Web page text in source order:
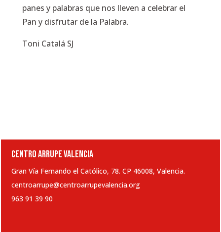
panes y palabras que nos lleven a celebrar el
Pan y disfrutar de la Palabra.
Toni Catalá SJ
CENTRO ARRUPE VALENCIA
Gran Vía Fernando el Católico, 78. CP 46008, Valencia.
centroarrupe@centroarrupevalencia.org
963 91 39 90